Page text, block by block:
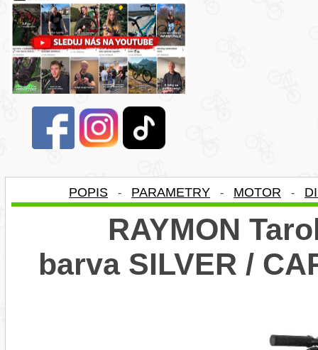
POPIS - PARAMETRY - MOTOR -
RAYMON
barva SILVER /